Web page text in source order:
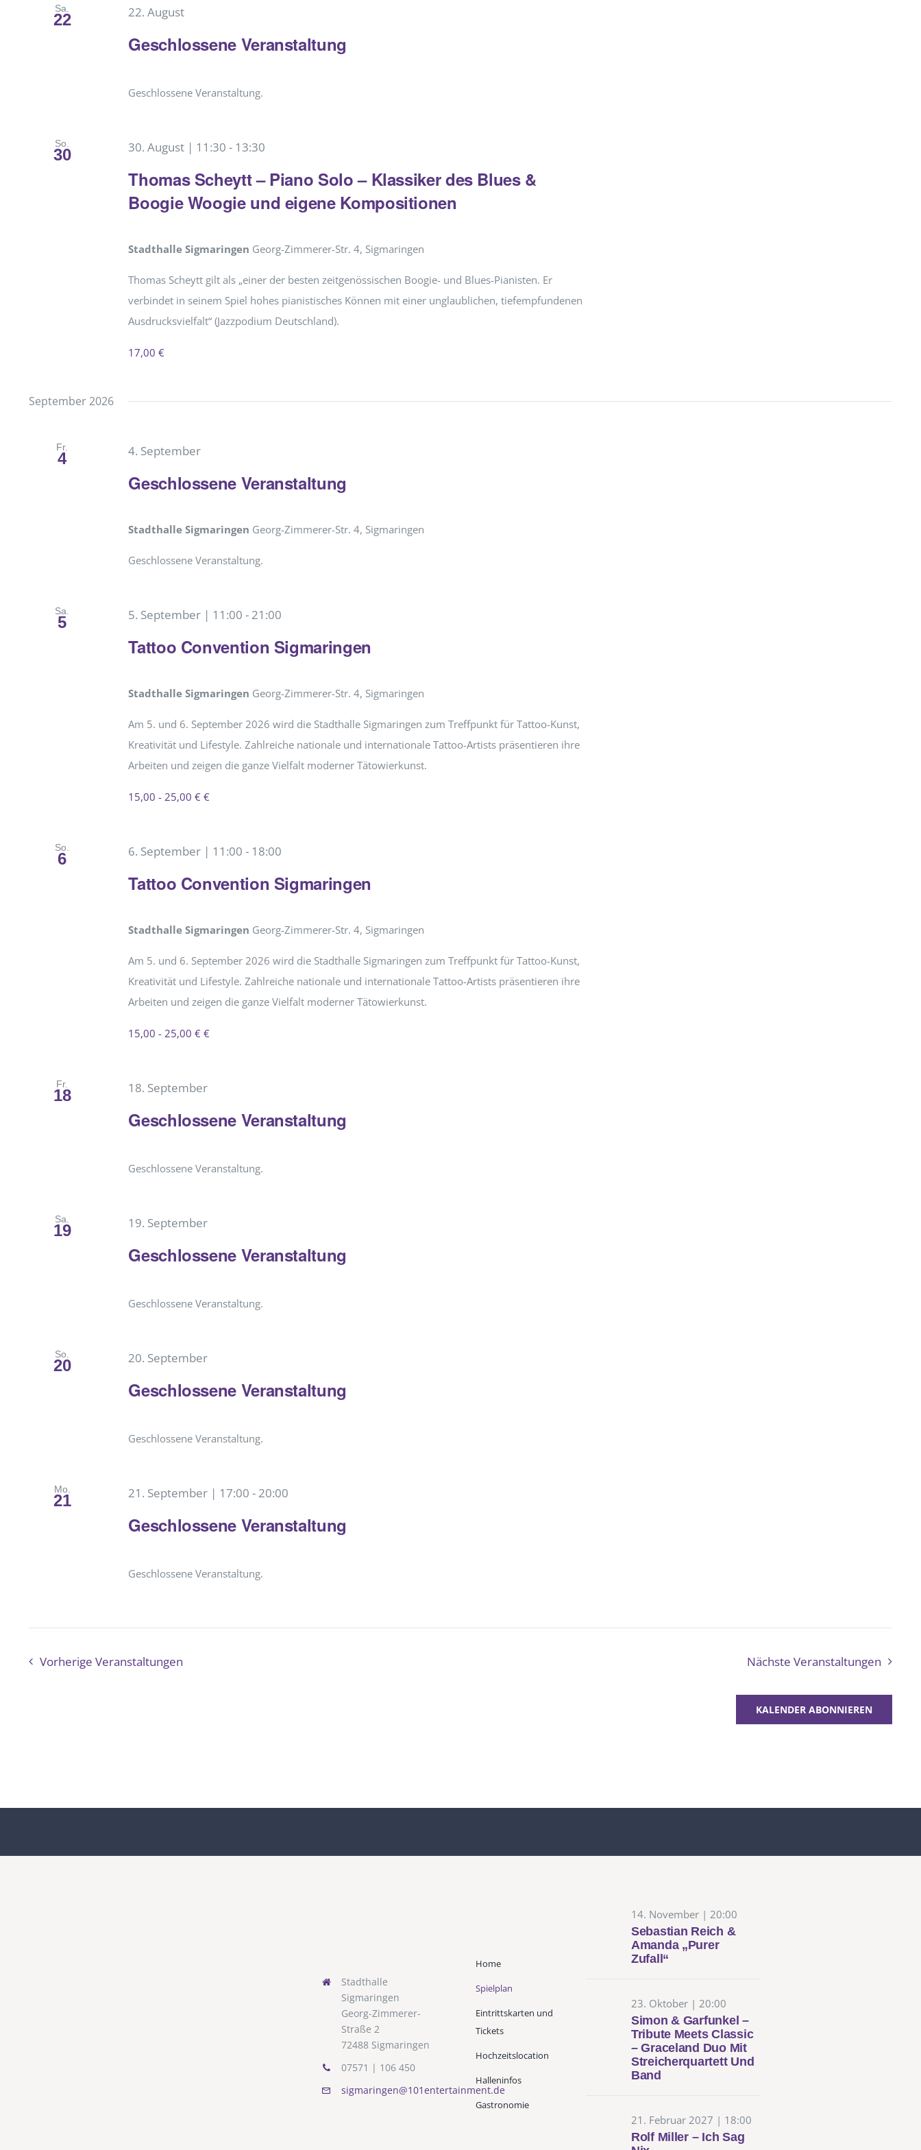
Sa.
22
Geschlossene Veranstaltung
22. August
Geschlossene Veranstaltung.
So.
30
Thomas Scheytt – Piano Solo – Klassiker des Blues &
Boogie Woogie und eigene Kompositionen
30. August | 11:30 - 13:30
Stadthalle Sigmaringen Georg-Zimmerer-Str. 4, Sigmaringen
Thomas Scheytt gilt als „einer der besten zeitgenössischen Boogie- und Blues-Pianisten. Er
verbindet in seinem Spiel hohes pianistisches Können mit einer unglaublichen, tiefempfundenen
Ausdrucksvielfalt“ (Jazzpodium Deutschland).
17,00 €
September 2026
Fr.
4
Geschlossene Veranstaltung
4. September
Stadthalle Sigmaringen Georg-Zimmerer-Str. 4, Sigmaringen
Geschlossene Veranstaltung.
Sa.
5
Tattoo Convention Sigmaringen
5. September | 11:00 - 21:00
Stadthalle Sigmaringen Georg-Zimmerer-Str. 4, Sigmaringen
Am 5. und 6. September 2026 wird die Stadthalle Sigmaringen zum Treffpunkt für Tattoo-Kunst,
Kreativität und Lifestyle. Zahlreiche nationale und internationale Tattoo-Artists präsentieren ihre
Arbeiten und zeigen die ganze Vielfalt moderner Tätowierkunst.
15,00 - 25,00 € €
So.
6
Tattoo Convention Sigmaringen
6. September | 11:00 - 18:00
Stadthalle Sigmaringen Georg-Zimmerer-Str. 4, Sigmaringen
Am 5. und 6. September 2026 wird die Stadthalle Sigmaringen zum Treffpunkt für Tattoo-Kunst,
Kreativität und Lifestyle. Zahlreiche nationale und internationale Tattoo-Artists präsentieren ihre
Arbeiten und zeigen die ganze Vielfalt moderner Tätowierkunst.
15,00 - 25,00 € €
Fr.
18
Geschlossene Veranstaltung
18. September
Geschlossene Veranstaltung.
Sa.
19
Geschlossene Veranstaltung
19. September
Geschlossene Veranstaltung.
So.
20
Geschlossene Veranstaltung
20. September
Geschlossene Veranstaltung.
Mo.
21
Geschlossene Veranstaltung
21. September | 17:00 - 20:00
Geschlossene Veranstaltung.
Vorherige Veranstaltungen NächsteVeranstaltungen
KALENDER ABONNIEREN
Stadthalle
Sigmaringen
Georg-Zimmerer-
Straße 2
72488 Sigmaringen
07571 | 106 450
sigmaringen@101entertainment.de
Home
Spielplan
Eintrittskarten und
Tickets
Hochzeitslocation
Halleninfos
Gastronomie
14. November | 20:00
Sebastian Reich &
Amanda „Purer
Zufall“
23. Oktober | 20:00
Simon & Garfunkel –
Tribute Meets Classic
– Graceland Duo Mit
Streicherquartett Und
Band
21. Februar 2027 | 18:00
Rolf Miller – Ich Sag